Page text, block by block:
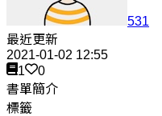
531
最近更新
2021-01-02 12:55
1
0
書單簡介
標籤